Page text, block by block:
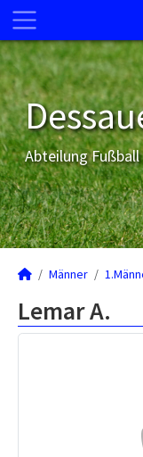
Abteilung Fußball
Männer
Lemar A.